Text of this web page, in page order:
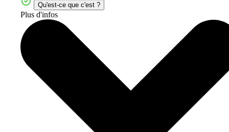
Qu'est-ce que c'est ?
Plus d'infos